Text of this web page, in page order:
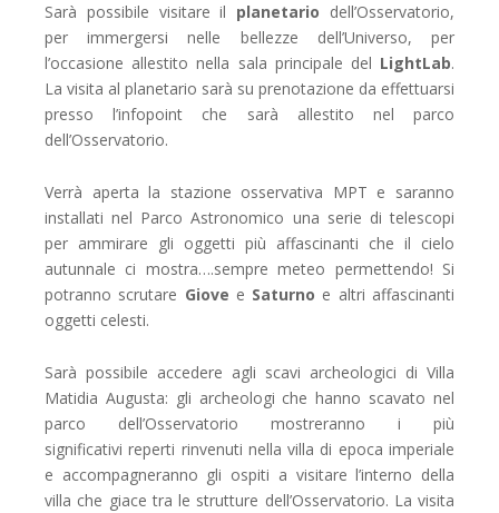
Sarà possibile visitare il planetario dell’Osservatorio,
per immergersi nelle bellezze dell’Universo, per
l’occasione allestito nella sala principale del LightLab.
La visita al planetario sarà su prenotazione da effettuarsi
presso l’infopoint che sarà allestito nel parco
dell’Osservatorio.
Verrà aperta la stazione osservativa MPT e saranno
installati nel Parco Astronomico una serie di telescopi
per ammirare gli oggetti più affascinanti che il cielo
autunnale ci mostra….sempre meteo permettendo! Si
potranno scrutare Giove e Saturno e altri affascinanti
oggetti celesti.
Sarà possibile accedere agli scavi archeologici di Villa
Matidia Augusta: gli archeologi che hanno scavato nel
parco dell’Osservatorio mostreranno i più
significativi reperti rinvenuti nella villa di epoca imperiale
e accompagneranno gli ospiti a visitare l’interno della
villa che giace tra le strutture dell’Osservatorio. La visita